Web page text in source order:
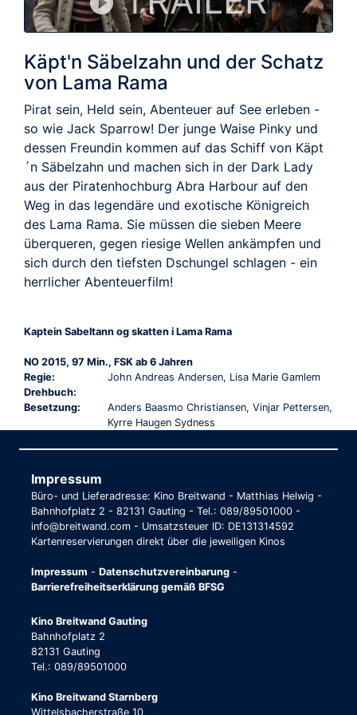
Käpt'n Säbelzahn und der Schatz
von Lama Rama
Pirat sein, Held sein, Abenteuer auf See erleben -
so wie Jack Sparrow! Der junge Waise Pinky und
dessen Freundin kommen auf das Schiff von Käpt
´n Säbelzahn und machen sich in der Dark Lady
aus der Piratenhochburg Abra Harbour auf den
Weg in das legendäre und exotische Königreich
des Lama Rama. Sie müssen die sieben Meere
überqueren, gegen riesige Wellen ankämpfen und
sich durch den tiefsten Dschungel schlagen - ein
herrlicher Abenteuerfilm!
Kaptein Sabeltann og skatten i Lama Rama
NO 2015, 97 Min., FSK ab 6 Jahren
Regie:
John Andreas Andersen, Lisa Marie Gamlem
Drehbuch:
Besetzung:
Anders Baasmo Christiansen, Vinjar Pettersen,
Kyrre Haugen Sydness
Impressum
Büro- und Lieferadresse: Kino Breitwand - Matthias Helwig -
Bahnhofplatz 2 - 82131 Gauting - Tel.: 089/89501000 -
info@breitwand.com - Umsatzsteuer ID: DE131314592
Kartenreservierungen direkt über die jeweiligen Kinos
Impressum - Datenschutzvereinbarung -
Barrierefreiheitserklärung gemäß BFSG
Kino Breitwand Gauting
Bahnhofplatz 2
82131 Gauting
Tel.: 089/89501000
Kino Breitwand Starnberg
Wittelsbacherstraße 10